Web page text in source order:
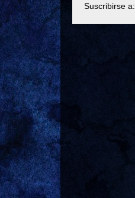
Suscribirse a: